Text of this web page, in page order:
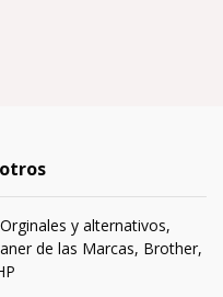
y alternativos,
de las Marcas, Brother,